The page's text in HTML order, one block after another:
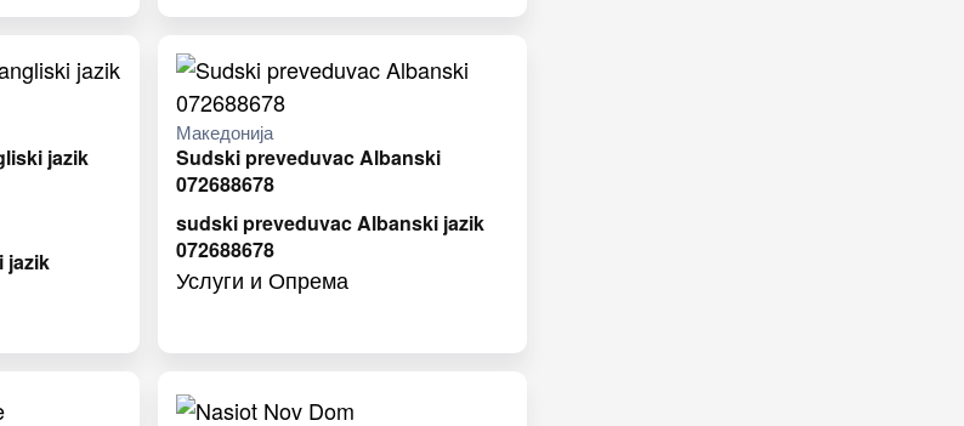
jazik
jazik
Македонија
Sudski preveduvac Albanski
072688678
sudski preveduvac Albanski jazik
072688678
Услуги и Опрема